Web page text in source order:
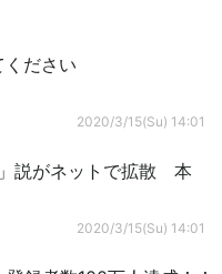
ださい
2020/3/15(Su) 14:01
」説がネットで拡散 本
2020/3/15(Su) 14:01